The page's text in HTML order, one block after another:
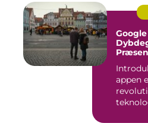
Introduktion
appen